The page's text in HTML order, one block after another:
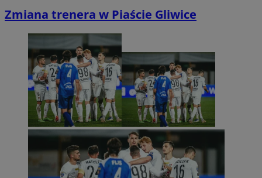
Zmiana trenera w Piaście Gliwice